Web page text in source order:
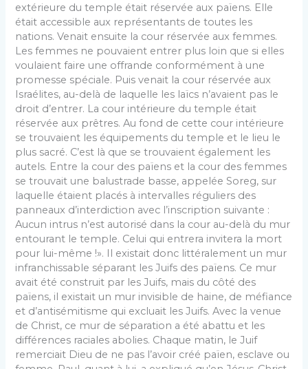
extérieure du temple était réservée aux païens. Elle
était accessible aux représentants de toutes les
nations. Venait ensuite la cour réservée aux femmes.
Les femmes ne pouvaient entrer plus loin que si elles
voulaient faire une offrande conformément à une
promesse spéciale. Puis venait la cour réservée aux
Israélites, au-delà de laquelle les laïcs n’avaient pas le
droit d’entrer. La cour intérieure du temple était
réservée aux prêtres. Au fond de cette cour intérieure
se trouvaient les équipements du temple et le lieu le
plus sacré. C’est là que se trouvaient également les
autels. Entre la cour des païens et la cour des femmes
se trouvait une balustrade basse, appelée Soreg, sur
laquelle étaient placés à intervalles réguliers des
panneaux d’interdiction avec l’inscription suivante :
Aucun intrus n’est autorisé dans la cour au-delà du mur
entourant le temple. Celui qui entrera invitera la mort
pour lui-même !». Il existait donc littéralement un mur
infranchissable séparant les Juifs des païens. Ce mur
avait été construit par les Juifs, mais du côté des
païens, il existait un mur invisible de haine, de méfiance
et d’antisémitisme qui excluait les Juifs. Avec la venue
de Christ, ce mur de séparation a été abattu et les
différences raciales abolies. Chaque matin, le Juif
remerciait Dieu de ne pas l’avoir créé païen, esclave ou